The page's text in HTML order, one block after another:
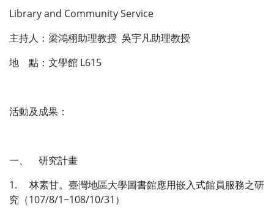
Library and Community Service
主持人：梁鴻栩助理教授 吳宇凡助理教授
地 點：文學館 L615
活動及成果：
一、 研究計畫
1. 林素甘。臺灣地區大學圖書館應用嵌入式館員服務之研
究（107/8/1~108/10/31）